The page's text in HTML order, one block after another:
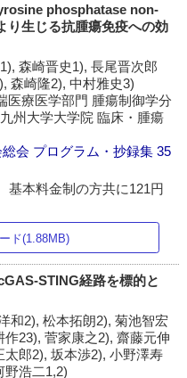
phosphatase non-
り生じる抗腫瘍免疫への効
森崎晋史1), 長尾晋次郎
森崎隆2), 中村雅史3)
医療医学部門 腫瘍制御学分
州大学大学院 臨床・腫瘍
会 プログラム・抄録集 35
基本料金制の方共に121円
ド(1.88MB)
STING経路を標的と
和2), 松本拓朗2), 菊池智宏
23), 菅家康之2), 齋藤元伸
郎2), 坂本渉2), 小野澤寿
野浩二1,2)